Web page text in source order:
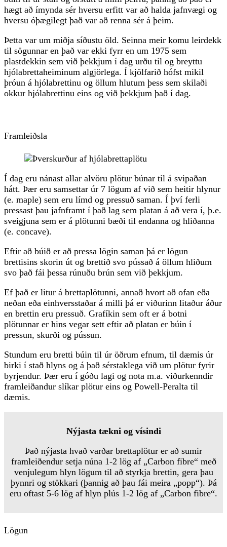
hægt að ímynda sér hversu erfitt var að halda jafnvægi og
hversu óþægilegt það var að renna sér á þeim.
Þetta var um miðja síðustu öld. Seinna meir komu leirdekk
til sögunnar en það var ekki fyrr en um 1975 sem
plastdekkin sem við þekkjum í dag urðu til og breyttu
hjólabrettaheiminum algjörlega. Í kjölfarið hófst mikil
þróun á hjólabrettinu og öllum hlutum þess sem skilaði
okkur hjólabrettinu eins og við þekkjum það í dag.
Framleiðsla
Í dag eru nánast allar alvöru plötur búnar til á svipaðan
hátt. Þær eru samsettar úr 7 lögum af við sem heitir hlynur
(e. maple) sem eru límd og pressuð saman. Í því ferli
pressast þau jafnframt í það lag sem platan á að vera í, þ.e.
sveigjuna sem er á plötunni bæði til endanna og hliðanna
(e. concave).
Eftir að búið er að pressa lögin saman þá er lögun
brettisins skorin út og brettið svo pússað á öllum hliðum
svo það fái þessa rúnuðu brún sem við þekkjum.
Ef það er litur á brettaplötunni, annað hvort að ofan eða
neðan eða einhversstaðar á milli þá er viðurinn litaður áður
en brettin eru pressuð. Grafíkin sem oft er á botni
plötunnar er hins vegar sett eftir að platan er búin í
pressun, skurði og pússun.
Stundum eru bretti búin til úr öðrum efnum, til dæmis úr
birki í stað hlyns og á það sérstaklega við um plötur fyrir
byrjendur. Þær eru í góðu lagi og nota m.a. viðurkenndir
framleiðandur slíkar plötur eins og Powell-Peralta til
dæmis.
Nýjasta tækni og vísindi
Það nýjasta hvað varðar brettaplötur er að sumir
framleiðendur setja núna 1-2 lög af „Carbon fibre“ með
venjulegum hlyn lögum til að styrkja brettin, gera þau
þynnri og stökkari (þannig að þau fái meira „popp“). Þá
eru oftast 5-6 lög af hlyn plús 1-2 lög af „Carbon fibre“.
Lögun